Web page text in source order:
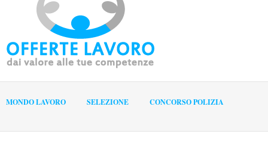
MONDO LAVORO SELEZIONE CONCORSO POLIZIA